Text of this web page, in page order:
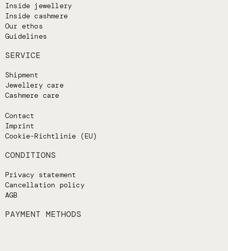
Inside jewellery
Inside cashmere
Our ethos
Guidelines
SERVICE
Shipment
Jewellery care
Cashmere care
Contact
Imprint
Cookie-Richtlinie (EU)
CONDITIONS
Privacy statement
Cancellation policy
AGB
PAYMENT METHODS